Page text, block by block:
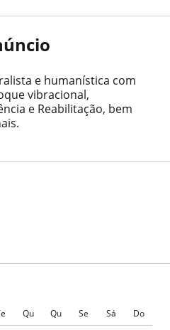
Qu Qu Se Sá
Do
e humanística com
vibracional,
e Reabilitação, bem